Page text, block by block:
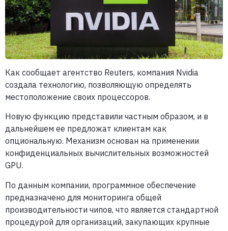
Как сообщает агентство Reuters, компания Nvidia
создала технологию, позволяющую определять
местоположение своих процессоров.
Новую функцию представили частным образом, и в
дальнейшем ее предложат клиентам как
опциональную. Механизм основан на применении
конфиденциальных вычислительных возможностей
GPU.
По данным компании, программное обеспечение
предназначено для мониторинга общей
производительности чипов, что является стандартной
процедурой для организаций, закупающих крупные